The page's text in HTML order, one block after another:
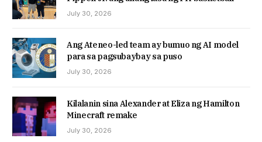
July 30, 2026
Ang Ateneo-led team ay bumuo ng AI model
para sa pagsubaybay sa puso
July 30, 2026
Kilalanin sina Alexander at Eliza ng Hamilton
Minecraft remake
July 30, 2026